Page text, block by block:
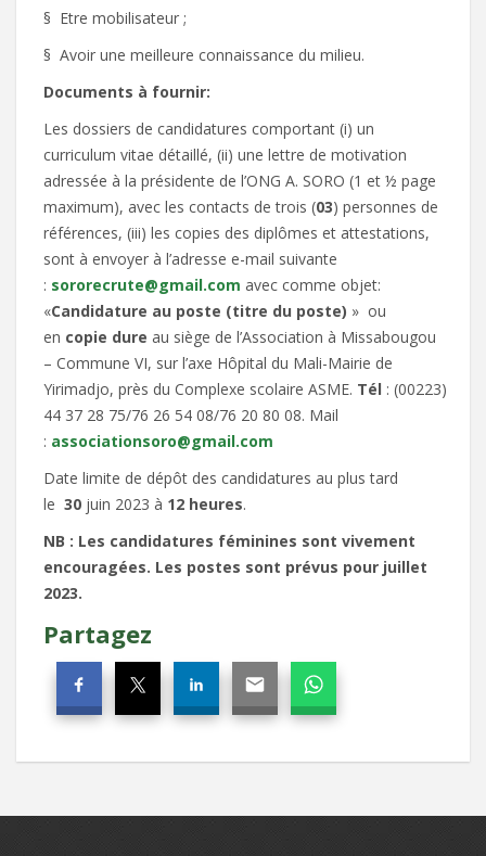
§ Etre mobilisateur ;
§ Avoir une meilleure connaissance du milieu.
Documents à fournir:
Les dossiers de candidatures comportant (i) un
curriculum vitae détaillé, (ii) une lettre de motivation
adressée à la présidente de l’ONG A. SORO (1 et ½ page
maximum), avec les contacts de trois (03) personnes de
références, (iii) les copies des diplômes et attestations,
sont à envoyer à l’adresse e-mail suivante
: sororecrute@gmail.com avec comme objet:
«Candidature au poste (titre du poste) » ou
en copie dure au siège de l’Association à Missabougou
– Commune VI, sur l’axe Hôpital du Mali-Mairie de
Yirimadjo, près du Complexe scolaire ASME. Tél : (00223)
44 37 28 75/76 26 54 08/76 20 80 08. Mail
: associationsoro@gmail.com
Date limite de dépôt des candidatures au plus tard
le 30 juin 2023 à 12 heures.
NB : Les candidatures féminines sont vivement
encouragées. Les postes sont prévus pour juillet
2023.
Partagez